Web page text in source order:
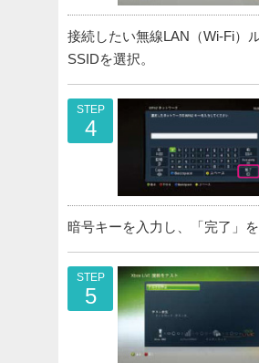
接続したい無線LAN（Wi-Fi）
SSIDを選択。
STEP
4
暗号キーを入力し、「完了」を
STEP
5